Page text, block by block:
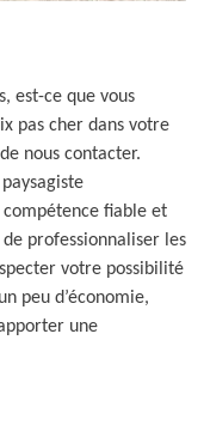
est-ce que vous
pas cher dans votre
nous contacter.
compétence fiable et
professionnaliser les
votre possibilité
peu d’économie,
une